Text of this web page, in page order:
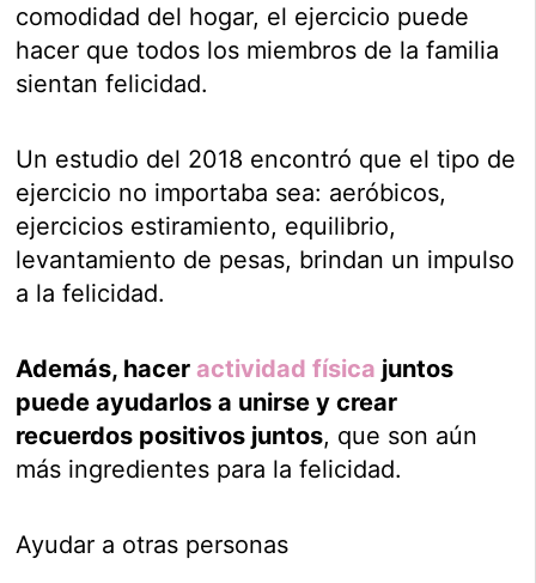
comodidad del hogar, el ejercicio puede
hacer que todos los miembros de la familia
sientan felicidad.
Un estudio del 2018 encontró que el tipo de
ejercicio no importaba sea: aeróbicos,
ejercicios estiramiento, equilibrio,
levantamiento de pesas, brindan un impulso
a la felicidad.
Además, hacer actividad física juntos
puede ayudarlos a unirse y crear
recuerdos positivos juntos, que son aún
más ingredientes para la felicidad.
Ayudar a otras personas